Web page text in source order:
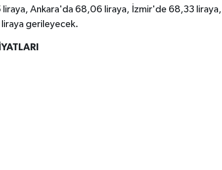
Ankara'da 68,06 liraya, İzmir'de 68,33 liraya,
gerileyecek.